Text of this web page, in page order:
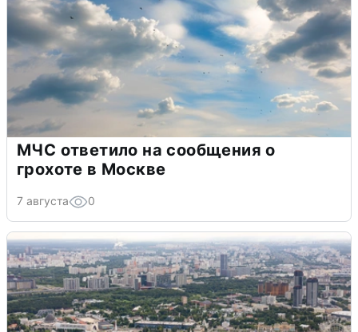
МЧС ответило на сообщения о
грохоте в Москве
7 августа 0